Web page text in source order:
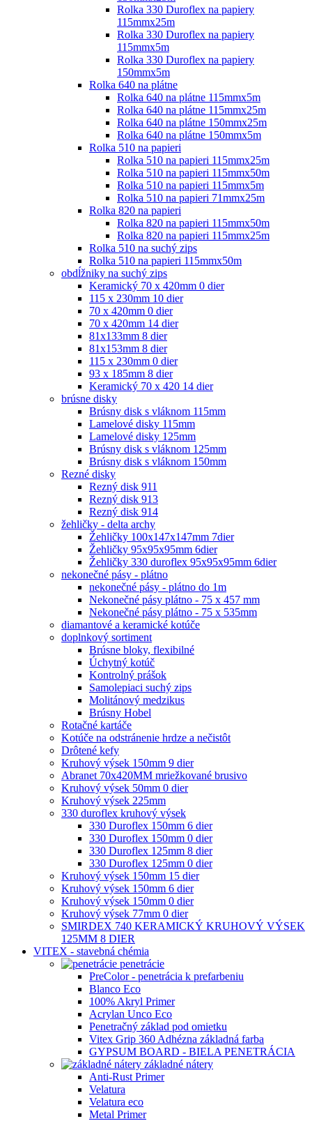
Rolka 330 Duroflex na papiery
115mmx25m
Rolka 330 Duroflex na papiery
115mmx5m
Rolka 330 Duroflex na papiery
150mmx5m
Rolka 640 na plátne
Rolka 640 na plátne 115mmx5m
Rolka 640 na plátne 115mmx25m
Rolka 640 na plátne 150mmx25m
Rolka 640 na plátne 150mmx5m
Rolka 510 na papieri
Rolka 510 na papieri 115mmx25m
Rolka 510 na papieri 115mmx50m
Rolka 510 na papieri 115mmx5m
Rolka 510 na papieri 71mmx25m
Rolka 820 na papieri
Rolka 820 na papieri 115mmx50m
Rolka 820 na papieri 115mmx25m
Rolka 510 na suchý zips
Rolka 510 na papieri 115mmx50m
obdĺžniky na suchý zips
Keramický 70 x 420mm 0 dier
115 x 230mm 10 dier
70 x 420mm 0 dier
70 x 420mm 14 dier
81x133mm 8 dier
81x153mm 8 dier
115 x 230mm 0 dier
93 x 185mm 8 dier
Keramický 70 x 420 14 dier
brúsne disky
Brúsny disk s vláknom 115mm
Lamelové disky 115mm
Lamelové disky 125mm
Brúsny disk s vláknom 125mm
Brúsny disk s vláknom 150mm
Rezné disky
Rezný disk 911
Rezný disk 913
Rezný disk 914
žehličky - delta archy
Žehličky 100x147x147mm 7dier
Žehličky 95x95x95mm 6dier
Žehličky 330 duroflex 95x95x95mm 6dier
nekonečné pásy - plátno
nekonečné pásy - plátno do 1m
Nekonečné pásy plátno - 75 x 457 mm
Nekonečné pásy plátno - 75 x 535mm
diamantové a keramické kotúče
doplnkový sortiment
Brúsne bloky, flexibilné
Úchytný kotúč
Kontrolný prášok
Samolepiaci suchý zips
Molitánový medzikus
Brúsny Hobel
Rotačné kartáče
Kotúče na odstránenie hrdze a nečistôt
Drôtené kefy
Kruhový výsek 150mm 9 dier
Abranet 70x420MM mriežkované brusivo
Kruhový výsek 50mm 0 dier
Kruhový výsek 225mm
330 duroflex kruhový výsek
330 Duroflex 150mm 6 dier
330 Duroflex 150mm 0 dier
330 Duroflex 125mm 8 dier
330 Duroflex 125mm 0 dier
Kruhový výsek 150mm 15 dier
Kruhový výsek 150mm 6 dier
Kruhový výsek 150mm 0 dier
Kruhový výsek 77mm 0 dier
SMIRDEX 740 KERAMICKÝ KRUHOVÝ VÝSEK
125MM 8 DIER
VITEX - stavebná chémia
penetrácie
PreColor - penetrácia k prefarbeniu
Blanco Eco
100% Akryl Primer
Acrylan Unco Eco
Penetračný základ pod omietku
Vitex Grip 360 Adhézna základná farba
GYPSUM BOARD - BIELA PENETRÁCIA
základné nátery
Anti-Rust Primer
Velatura
Velatura eco
Metal Primer